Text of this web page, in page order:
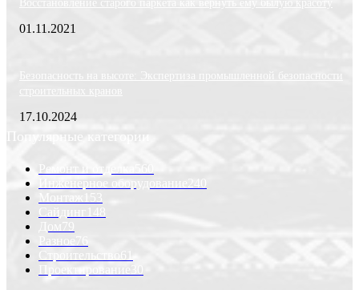
Восстановление старого паркета как вернуть ему былую красоту
01.11.2021
Безопасность на высоте: Экспертиза промышленной безопасности
строительных кранов
17.10.2024
Популярные категории
Ремонт и отделка
Инженерное оборудование
240
Монтаж
153
Сайдинг
148
Дом 79
Разное 76
Строительство
Проектирование